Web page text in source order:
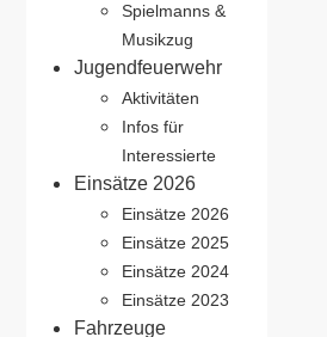
Spielmanns &
Musikzug
Jugendfeuerwehr
Aktivitäten
Infos für
Interessierte
Einsätze 2026
Einsätze 2026
Einsätze 2025
Einsätze 2024
Einsätze 2023
Fahrzeuge